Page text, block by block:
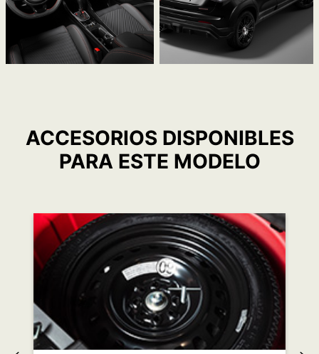
ACCESORIOS DISPONIBLES
PARA ESTE MODELO